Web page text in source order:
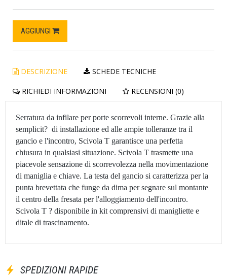
AGGIUNGI
DESCRIZIONE SCHEDE TECNICHE
RICHIEDI INFORMAZIONI RECENSIONI (0)
Serratura da infilare per porte scorrevoli interne. Grazie alla
semplicit? di installazione ed alle ampie tolleranze tra il
gancio e l'incontro, Scivola T garantisce una perfetta
chiusura in qualsiasi situazione. Scivola T trasmette una
piacevole sensazione di scorrevolezza nella movimentazione
di maniglia e chiave. La testa del gancio si caratterizza per la
punta brevettata che funge da dima per segnare sul montante
il centro della fresata per l'alloggiamento dell'incontro.
Scivola T ? disponibile in kit comprensivi di manigliette e
ditale di trascinamento.
SPEDIZIONI RAPIDE